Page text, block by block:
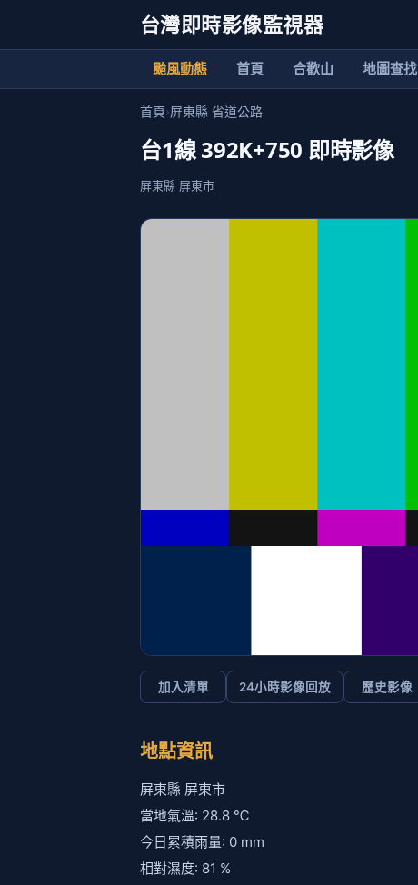
台灣即時影像監視器
颱風動態 首頁 合歡山 地圖查找
首頁›屏東縣 省道公路
台1線 392K+750 即時影像
屏東縣 屏東市
加入清單 24小時影像回放 歷史影像
地點資訊
屏東縣 屏東市
當地氣溫: 28.8 ℃
今日累積雨量: 0 mm
相對濕度: 81 %